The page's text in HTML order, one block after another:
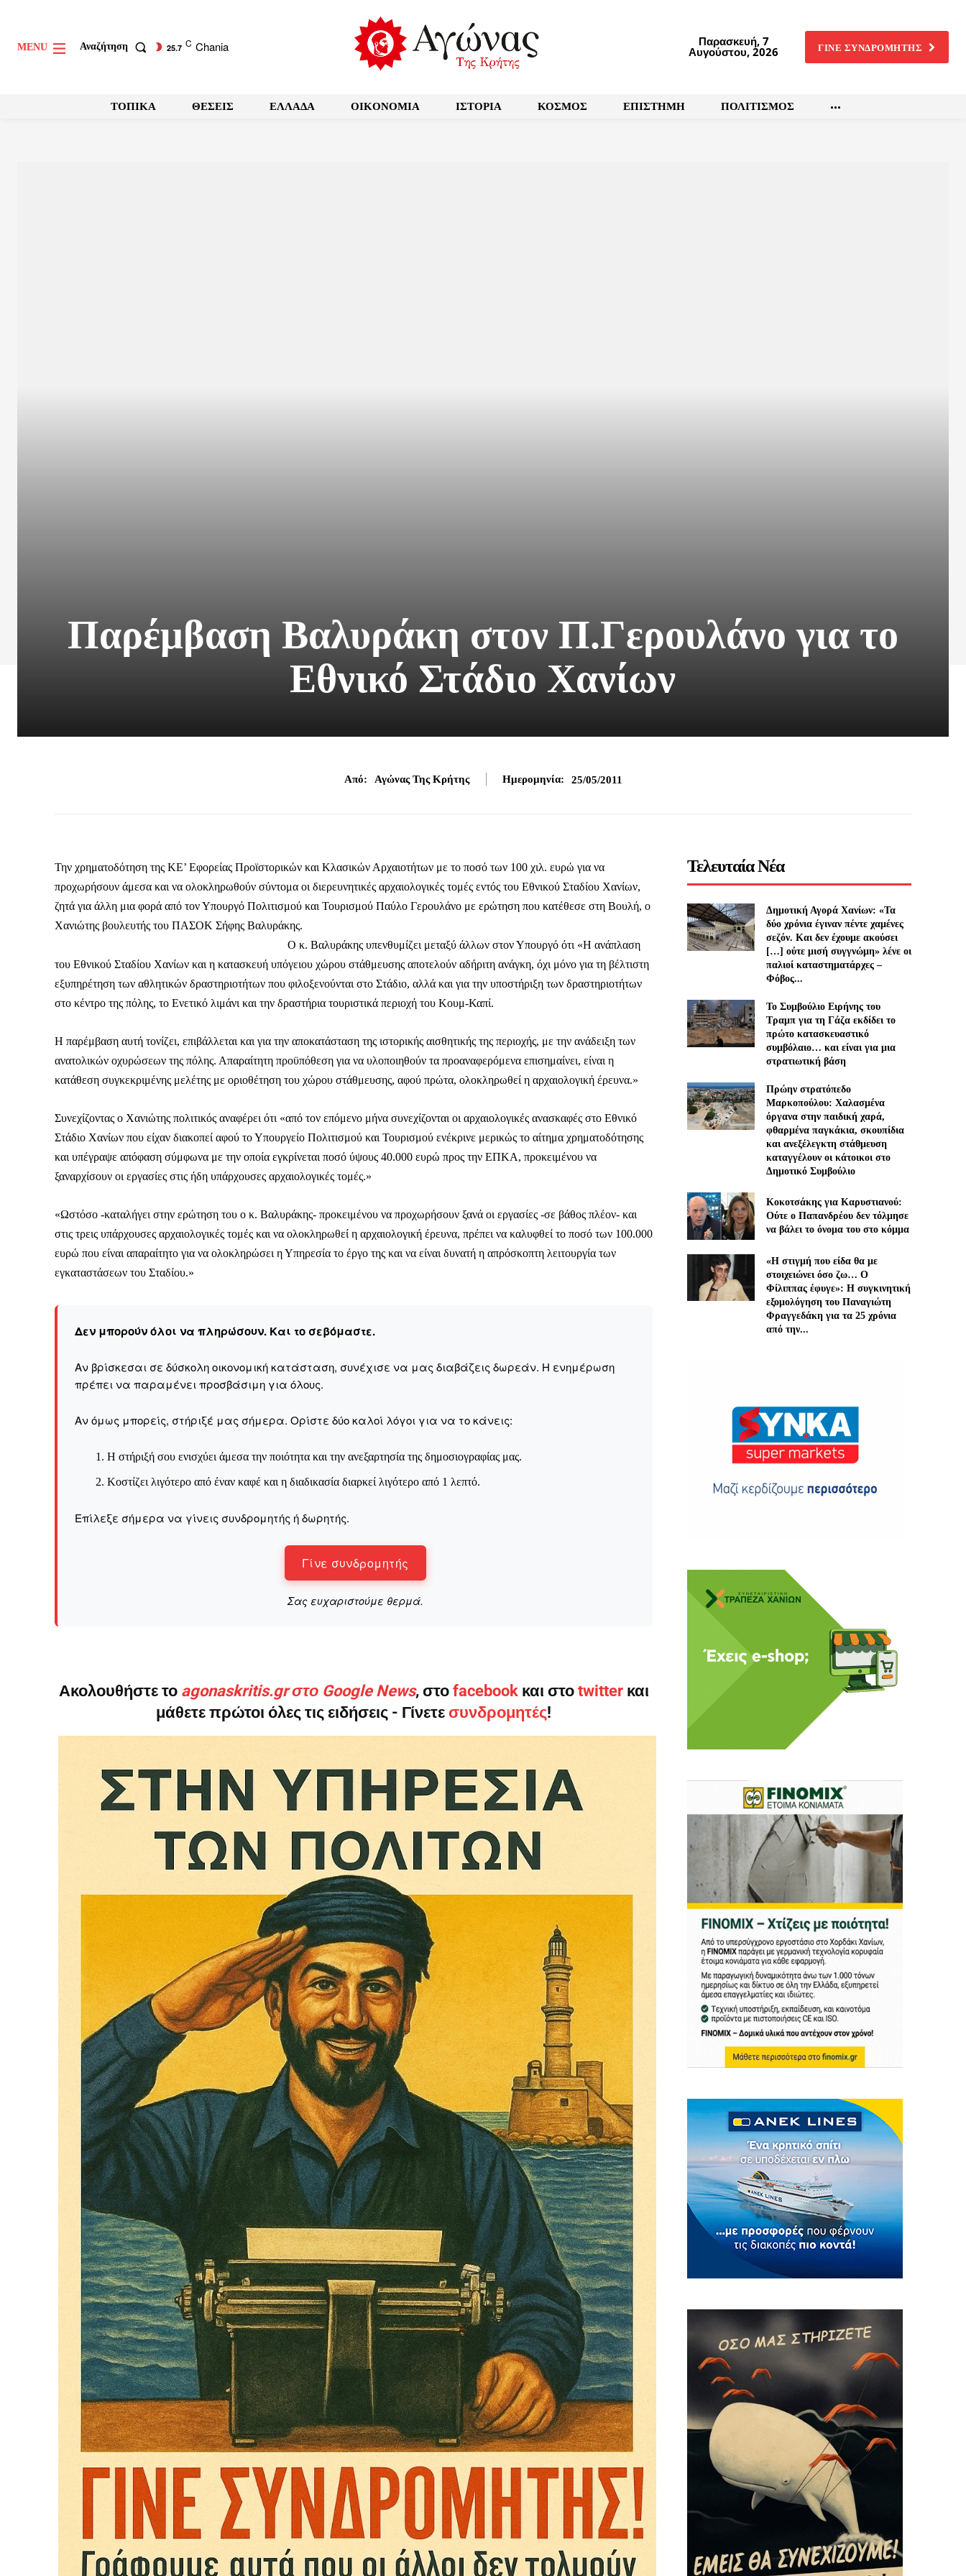
ΕΓΓΡΑΦΕΙΤΕ
Αγώνας της Κρήτης
Ποιοι είμαστε
Στείλτε το άρθρο σας | Κάντε μια δωρεά
Δεν μπορούν όλοι να πληρώσουν. Και το σεβόμαστε.
Αν βρίσκεσαι σε δύσκολη οικονομική κατάσταση, συνέχισε να μας διαβάζεις δωρεάν. Η ενημέρωση πρέπει να
παραμένει προσβάσιμη για όλους.
Η στήριξή σου ενισχύει άμεσα την ποιότητα και την ανεξαρτησία της δημοσιογραφίας μας.
Κοστίζει λιγότερο από έναν καφέ και η διαδικασία διαρκεί λιγότερο από 1 λεπτό.
Επίλεξε σήμερα να γίνεις συνδρομητής ή δωρητής.
Γίνε συνδρομητής
Σας ευχαριστούμε θερμά.
MENU Αναζήτηση 25.7 C Chania Παρασκευή, 7
Αυγούστου, 2026 ΓΙΝΕ ΣΥΝΔΡΟΜΗΤΗΣ
ΤΟΠΙΚΑ ΘΕΣΕΙΣ ΕΛΛΑΔΑ OIKONOMIA ΙΣΤΟΡΙΑ ΚΟΣΜΟΣ ΕΠΙΣΤΗΜΗ ΠΟΛΙΤΙΣΜΟΣ
Παρέμβαση Βαλυράκη στον Π.Γερουλάνο για το
Εθνικό Στάδιο Χανίων
Από: Αγώνας Της Κρήτης Ημερομηνία: 25/05/2011
Την χρηματοδότηση της KE’ Eφορείας Προϊστορικών και Κλασικών Αρχαιοτήτων με το ποσό των 100 χιλ. ευρώ για να
προχωρήσουν άμεσα και να ολοκληρωθούν σύντομα οι διερευνητικές αρχαιολογικές τομές εντός του Εθνικού Σταδίου Χανίων,
ζητά για άλλη μια φορά από τον Υπουργό Πολιτισμού και Τουρισμού Παύλο Γερουλάνο με ερώτηση που κατέθεσε στη Βουλή, ο
Χανιώτης βουλευτής του ΠΑΣΟΚ Σήφης Βαλυράκης.
Ο κ. Βαλυράκης υπενθυμίζει μεταξύ άλλων στον Υπουργό ότι «Η ανάπλαση
του Εθνικού Σταδίου Χανίων και η κατασκευή υπόγειου χώρου στάθμευσης αποτελούν αδήριτη ανάγκη, όχι μόνο για τη βέλτιστη
εξυπηρέτηση των αθλητικών δραστηριοτήτων που φιλοξενούνται στο Στάδιο, αλλά και για την υποστήριξη των δραστηριοτήτων
στο κέντρο της πόλης, το Ενετικό λιμάνι και την δραστήρια τουριστικά περιοχή του Κουμ-Καπί.
Η παρέμβαση αυτή τονίζει, επιβάλλεται και για την αποκατάσταση της ιστορικής αισθητικής της περιοχής, με την ανάδειξη των
ανατολικών οχυρώσεων της πόλης. Απαραίτητη προϋπόθεση για να υλοποιηθούν τα προαναφερόμενα επισημαίνει, είναι η
κατάθεση συγκεκριμένης μελέτης με οριοθέτηση του χώρου στάθμευσης, αφού πρώτα, ολοκληρωθεί η αρχαιολογική έρευνα.»
Συνεχίζοντας ο Χανιώτης πολιτικός αναφέρει ότι «από τον επόμενο μήνα συνεχίζονται οι αρχαιολογικές ανασκαφές στο Εθνικό
Στάδιο Χανίων που είχαν διακοπεί αφού το Υπουργείο Πολιτισμού και Τουρισμού ενέκρινε μερικώς το αίτημα χρηματοδότησης
και υπέγραψε απόφαση σύμφωνα με την οποία εγκρίνεται ποσό ύψους 40.000 ευρώ προς την ΕΠΚΑ, προκειμένου να
ξαναρχίσουν οι εργασίες στις ήδη υπάρχουσες αρχαιολογικές τομές.»
«Ωστόσο -καταλήγει στην ερώτηση του ο κ. Βαλυράκης- προκειμένου να προχωρήσουν ξανά οι εργασίες -σε βάθος πλέον- και
στις τρεις υπάρχουσες αρχαιολογικές τομές και να ολοκληρωθεί η αρχαιολογική έρευνα, πρέπει να καλυφθεί το ποσό των 100.000
ευρώ που είναι απαραίτητο για να ολοκληρώσει η Υπηρεσία το έργο της και να είναι δυνατή η απρόσκοπτη λειτουργία των
εγκαταστάσεων του Σταδίου.»
Δεν μπορούν όλοι να πληρώσουν. Και το σεβόμαστε.
Αν βρίσκεσαι σε δύσκολη οικονομική κατάσταση, συνέχισε να μας διαβάζεις δωρεάν. Η ενημέρωση
πρέπει να παραμένει προσβάσιμη για όλους.
Αν όμως μπορείς, στήριξέ μας σήμερα. Ορίστε δύο καλοί λόγοι για να το κάνεις:
Η στήριξή σου ενισχύει άμεσα την ποιότητα και την ανεξαρτησία της δημοσιογραφίας μας.
Κοστίζει λιγότερο από έναν καφέ και η διαδικασία διαρκεί λιγότερο από 1 λεπτό.
Επίλεξε σήμερα να γίνεις συνδρομητής ή δωρητής.
Γίνε συνδρομητής
Σας ευχαριστούμε θερμά.
Ακολουθήστε το agonaskritis.gr στο Google News, στο facebook και στο twitterκαι
μάθετε πρώτοι όλες τις ειδήσεις - Γίνετε συνδρομητές!
Τελευταία Νέα
Δημοτική Αγορά Χανίων: «Τα
δύο χρόνια έγιναν πέντε χαμένες
σεζόν. Και δεν έχουμε ακούσει
[…] ούτε μισή συγγνώμη» λένε οι
παλιοί καταστηματάρχες –
Φόβος...
Το Συμβούλιο Ειρήνης του
Τραμπ για τη Γάζα εκδίδει το
πρώτο κατασκευαστικό
συμβόλαιο… και είναι για μια
στρατιωτική βάση
Πρώην στρατόπεδο
Μαρκοπούλου: Χαλασμένα
όργανα στην παιδική χαρά,
φθαρμένα παγκάκια, σκουπίδια
και ανεξέλεγκτη στάθμευση
καταγγέλουν οι κάτοικοι στο
Δημοτικό Συμβούλιο
Κοκοτσάκης για Καρυστιανού:
Ούτε ο Παπανδρέου δεν τόλμησε
να βάλει το όνομα του στο κόμμα
«Η στιγμή που είδα θα με
στοιχειώνει όσο ζω… Ο
Φίλιππας έφυγε»: Η συγκινητική
εξομολόγηση του Παναγιώτη
Φραγγεδάκη για τα 25 χρόνια
από την...